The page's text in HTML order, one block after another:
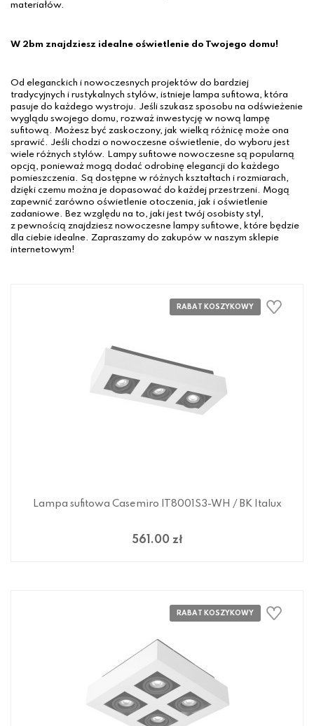
materiałów.
W 2bm znajdziesz idealne oświetlenie do Twojego domu!
Od eleganckich i nowoczesnych projektów do bardziej
tradycyjnych i rustykalnych stylów, istnieje lampa sufitowa, która
pasuje do każdego wystroju. Jeśli szukasz sposobu na odświeżenie
wyglądu swojego domu, rozważ inwestycję w nową lampę
sufitową. Możesz być zaskoczony, jak wielką różnicę może ona
sprawić. Jeśli chodzi o nowoczesne oświetlenie, do wyboru jest
wiele różnych stylów. Lampy sufitowe nowoczesne są popularną
opcją, ponieważ mogą dodać odrobinę elegancji do każdego
pomieszczenia. Są dostępne w różnych kształtach i rozmiarach,
dzięki czemu można je dopasować do każdej przestrzeni. Mogą
zapewnić zarówno oświetlenie otoczenia, jak i oświetlenie
zadaniowe. Bez względu na to, jaki jest twój osobisty styl,
z pewnością znajdziesz nowoczesne lampy sufitowe, które będzie
dla ciebie idealne. Zapraszamy do zakupów w naszym sklepie
internetowym!
Lampa sufitowa Casemiro IT8001S3-WH / BK Italux
561.00 zł